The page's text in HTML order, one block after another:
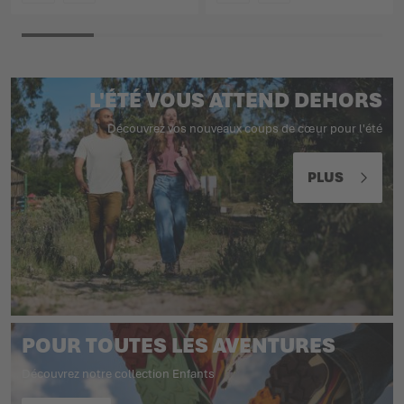
L'ÉTÉ VOUS ATTEND DEHORS
Découvrez vos nouveaux coups de cœur pour l'été
PLUS
POUR TOUTES LES AVENTURES
Découvrez notre collection Enfants